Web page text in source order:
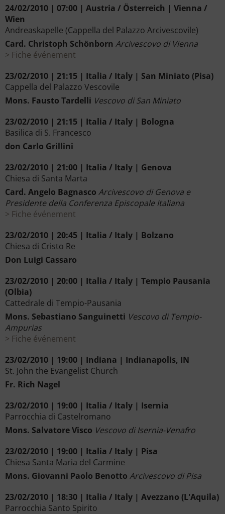
24/02/2010 | 07:00 | Austria / Österreich | Vienna /
Wien
Andreaskapelle (Cappella del Palazzo Arcivescovile)
Card. Christoph Schönborn Arcivescovo di Vienna
Fiche événement
23/02/2010 | 21:15 | Italia / Italy | San Miniato (Pisa)
Cappella del Palazzo Vescovile
Mons. Fausto Tardelli Vescovo di San Miniato
23/02/2010 | 21:15 | Italia / Italy | Bologna
Basilica di S. Francesco
don Carlo Grillini
23/02/2010 | 21:00 | Italia / Italy | Genova
Chiesa di Santa Marta
Card. Angelo Bagnasco Arcivescovo di Genova e
Presidente della Conferenza Episcopale Italiana
Fiche événement
23/02/2010 | 20:45 | Italia / Italy | Bolzano
Chiesa di Cristo Re
Don Luigi Cassaro
23/02/2010 | 20:00 | Italia / Italy | Tempio Pausania
(Olbia)
Cattedrale di Tempio-Pausania
Mons. Sebastiano Sanguinetti Vescovo di Tempio-
Ampurias
Fiche événement
23/02/2010 | 19:00 | Indiana | Indianapolis, IN
St. John the Evangelist Church
Fr. Rich Nagel
23/02/2010 | 19:00 | Italia / Italy | Isernia
Parrocchia di Castelromano
Mons. Salvatore Visco Vescovo di Isernia-Venafro
23/02/2010 | 19:00 | Italia / Italy | Pisa
Chiesa Santa Maria del Carmine
Mons. Giovanni Paolo Benotto Arcivescovo di Pisa
23/02/2010 | 18:30 | Italia / Italy | Avezzano (L'Aquila)
Parrocchia Santo Spirito